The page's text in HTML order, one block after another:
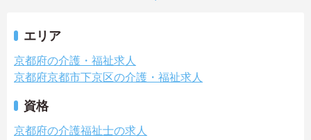
エリア
京都府の介護・福祉求人
京都府京都市下京区の介護・福祉求人
資格
京都府の介護福祉士の求人